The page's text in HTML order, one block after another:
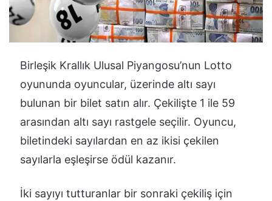
Birleşik Krallık Ulusal Piyangosu’nun Lotto
oyununda oyuncular, üzerinde altı sayı
bulunan bir bilet satın alır. Çekilişte 1 ile 59
arasından altı sayı rastgele seçilir. Oyuncu,
biletindeki sayılardan en az ikisi çekilen
sayılarla eşleşirse ödül kazanır.
İki sayıyı tutturanlar bir sonraki çekiliş için